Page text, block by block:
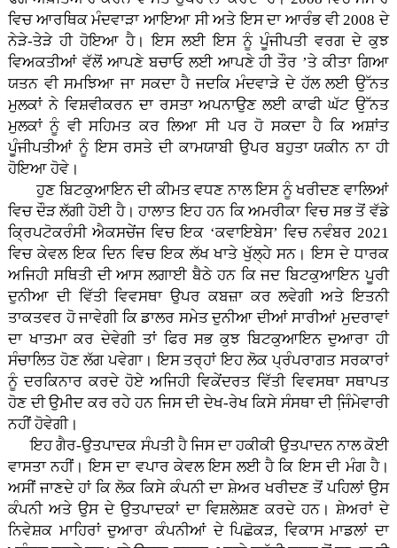
ਵਿਚ ਆਰਥਿਕ ਮੰਦਵਾੜਾ ਆਇਆ ਸੀ ਅਤੇ ਇਸ ਦਾ ਆਰੰਭ ਵੀ 2008 ਦੇ
ਨੇੜੇ-ਤੇੜੇ ਹੀ ਹੋਇਆ ਹੈ। ਇਸ ਲਈ ਇਸ ਨੂੰ ਪੂੰਜੀਪਤੀ ਵਰਗ ਦੇ ਕੁਝ
ਵਿਅਕਤੀਆਂ ਵੱਲੋਂ ਆਪਣੇ ਬਚਾਓ ਲਈ ਆਪਣੇ ਹੀ ਤੌਰ ’ਤੇ ਕੀਤਾ ਗਿਆ
ਯਤਨ ਵੀ ਸਮਝਿਆ ਜਾ ਸਕਦਾ ਹੈ ਜਦਕਿ ਮੰਦਵਾੜੇ ਦੇ ਹੱਲ ਲਈ ਉੱਨਤ
ਮੁਲਕਾਂ ਨੇ ਵਿਸ਼ਵੀਕਰਨ ਦਾ ਰਸਤਾ ਅਪਨਾਉਣ ਲਈ ਕਾਫੀ ਘੱਟ ਉੱਨਤ
ਮੁਲਕਾਂ ਨੂੰ ਵੀ ਸਹਿਮਤ ਕਰ ਲਿਆ ਸੀ ਪਰ ਹੋ ਸਕਦਾ ਹੈ ਕਿ ਅਸ਼ਾਂਤ
ਪੂੰਜੀਪਤੀਆਂ ਨੂੰ ਇਸ ਰਸਤੇ ਦੀ ਕਾਮਯਾਬੀ ਉਪਰ ਬਹੁਤਾ ਯਕੀਨ ਨਾ ਹੀ
ਹੋਇਆ ਹੋਵੇ।
ਹੁਣ ਬਿਟਕੁਆਇਨ ਦੀ ਕੀਮਤ ਵਧਣ ਨਾਲ ਇਸ ਨੂੰ ਖਰੀਦਣ ਵਾਲਿਆਂ
ਵਿਚ ਦੌੜ ਲੱਗੀ ਹੋਈ ਹੈ। ਹਾਲਾਤ ਇਹ ਹਨ ਕਿ ਅਮਰੀਕਾ ਵਿਚ ਸਭ ਤੋਂ ਵੱਡੇ
ਕ੍ਰਿਪਟੋਕਰੰਸੀ ਐਕਸਚੇਂਜ ਵਿਚ ਇਕ ‘ਕਵਾਇਬੇਸ’ ਵਿਚ ਨਵੰਬਰ 2021
ਵਿਚ ਕੇਵਲ ਇਕ ਦਿਨ ਵਿਚ ਇਕ ਲੱਖ ਖਾਤੇ ਖੁੱਲ੍ਹੇ ਸਨ। ਇਸ ਦੇ ਧਾਰਕ
ਅਜਿਹੀ ਸਥਿਤੀ ਦੀ ਆਸ ਲਗਾਈ ਬੈਠੇ ਹਨ ਕਿ ਜਦ ਬਿਟਕੁਆਇਨ ਪੂਰੀ
ਦੁਨੀਆ ਦੀ ਵਿੱਤੀ ਵਿਵਸਥਾ ਉਪਰ ਕਬਜ਼ਾ ਕਰ ਲਵੇਗੀ ਅਤੇ ਇਤਨੀ
ਤਾਕਤਵਰ ਹੋ ਜਾਵੇਗੀ ਕਿ ਡਾਲਰ ਸਮੇਤ ਦੁਨੀਆ ਦੀਆਂ ਸਾਰੀਆਂ ਮੁਦਰਾਵਾਂ
ਦਾ ਖਾਤਮਾ ਕਰ ਦੇਵੇਗੀ ਤਾਂ ਫਿਰ ਸਭ ਕੁਝ ਬਿਟਕੁਆਇਨ ਦੁਆਰਾ ਹੀ
ਸੰਚਾਲਿਤ ਹੋਣ ਲੱਗ ਪਵੇਗਾ। ਇਸ ਤਰ੍ਹਾਂ ਇਹ ਲੋਕ ਪ੍ਰੰਪਰਾਗਤ ਸਰਕਾਰਾਂ
ਨੂੰ ਦਰਕਿਨਾਰ ਕਰਦੇ ਹੋਏ ਅਜਿਹੀ ਵਿਕੇਂਦਰਤ ਵਿੱਤੀ ਵਿਵਸਥਾ ਸਥਾਪਤ
ਹੋਣ ਦੀ ਉਮੀਦ ਕਰ ਰਹੇ ਹਨ ਜਿਸ ਦੀ ਦੇਖ-ਰੇਖ ਕਿਸੇ ਸੰਸਥਾ ਦੀ ਜਿ਼ੰਮੇਵਾਰੀ
ਨਹੀਂ ਹੋਵੇਗੀ।
ਇਹ ਗੈਰ-ਉਤਪਾਦਕ ਸੰਪਤੀ ਹੈ ਜਿਸ ਦਾ ਹਕੀਕੀ ਉਤਪਾਦਨ ਨਾਲ ਕੋਈ
ਵਾਸਤਾ ਨਹੀਂ। ਇਸ ਦਾ ਵਪਾਰ ਕੇਵਲ ਇਸ ਲਈ ਹੈ ਕਿ ਇਸ ਦੀ ਮੰਗ ਹੈ।
ਅਸੀਂ ਜਾਣਦੇ ਹਾਂ ਕਿ ਲੋਕ ਕਿਸੇ ਕੰਪਨੀ ਦਾ ਸ਼ੇਅਰ ਖਰੀਦਣ ਤੋਂ ਪਹਿਲਾਂ ਉਸ
ਕੰਪਨੀ ਅਤੇ ਉਸ ਦੇ ਉਤਪਾਦਕਾਂ ਦਾ ਵਿਸ਼ਲੇਸ਼ਣ ਕਰਦੇ ਹਨ। ਸ਼ੇਅਰਾਂ ਦੇ
ਨਿਵੇਸ਼ਕ ਮਾਹਿਰਾਂ ਦੁਆਰਾ ਕੰਪਨੀਆਂ ਦੇ ਪਿਛੋਕੜ, ਵਿਕਾਸ ਮਾਡਲਾਂ ਦਾ